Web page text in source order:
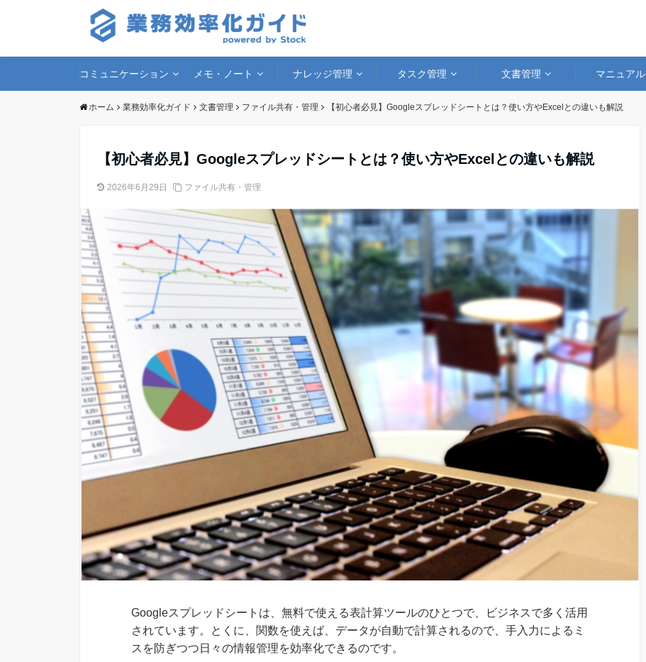
コミュニケーション メモ・ノート ナレッジ管理 タスク管理 文書管理 マニュアル
ホーム 業務効率化ガイド 文書管理 ファイル共有・管理 【初心者必見】Googleスプレッドシートとは？使い方やExcelとの違いも解説
【初心者必見】Googleスプレッドシートとは？使い方やExcelとの違いも解説
2026年6月29日 ファイル共有・管理
Googleスプレッドシートは、無料で使える表計算ツールのひとつで、ビジネスで多く活用
されています。とくに、関数を使えば、データが自動で計算されるので、手入力によるミ
スを防ぎつつ日々の情報管理を効率化できるのです。